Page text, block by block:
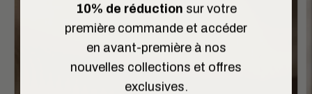
10% de réduction sur votre
première commande et accéder
en avant-première à nos
nouvelles collections et offres
exclusives.